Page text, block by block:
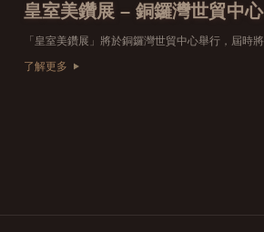
皇室美鑽展 – 銅鑼灣世貿中心
了解更多